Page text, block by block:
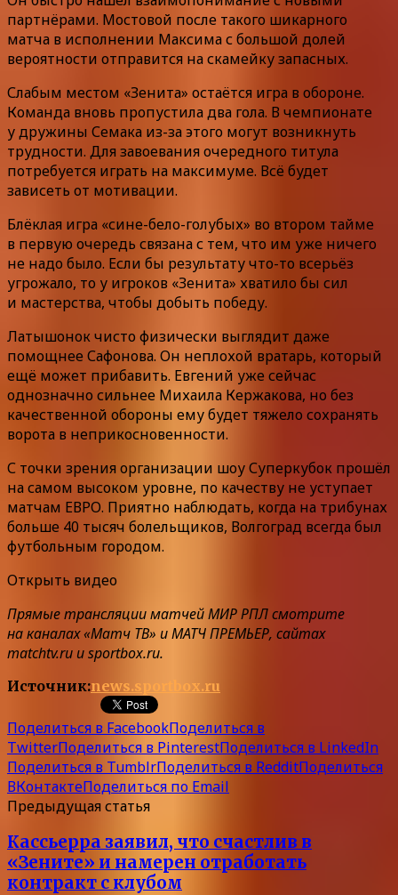
партнёрами. Мостовой после такого шикарного
матча в исполнении Максима с большой долей
вероятности отправится на скамейку запасных.
Слабым местом «Зенита» остаётся игра в обороне.
Команда вновь пропустила два гола. В чемпионате
у дружины Семака из-за этого могут возникнуть
трудности. Для завоевания очередного титула
потребуется играть на максимуме. Всё будет
зависеть от мотивации.
Блёклая игра «сине-бело-голубых» во втором тайме
в первую очередь связана с тем, что им уже ничего
не надо было. Если бы результату что-то всерьёз
угрожало, то у игроков «Зенита» хватило бы сил
и мастерства, чтобы добыть победу.
Латышонок чисто физически выглядит даже
помощнее Сафонова. Он неплохой вратарь, который
ещё может прибавить. Евгений уже сейчас
однозначно сильнее Михаила Кержакова, но без
качественной обороны ему будет тяжело сохранять
ворота в неприкосновенности.
С точки зрения организации шоу Суперкубок прошёл
на самом высоком уровне, по качеству не уступает
матчам ЕВРО. Приятно наблюдать, когда на трибунах
больше 40 тысяч болельщиков, Волгоград всегда был
футбольным городом.
Открыть видео
Прямые трансляции матчей МИР РПЛ смотрите
на каналах «Матч ТВ» и МАТЧ ПРЕМЬЕР, сайтах
matchtv.ru и sportbox.ru.
Источник:news.sportbox.ru
Поделиться в FacebookПоделиться в
TwitterПоделиться в PinterestПоделиться в LinkedIn
Поделиться в TumblrПоделиться в RedditПоделиться
ВКонтактеПоделиться по Email
Предыдущая статья
Кассьерра заявил, что счастлив в
«Зените» и намерен отработать
контракт с клубом